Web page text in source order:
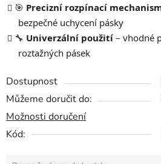
🎯 Precizní rozpínací
bezpečné uchycení pásky
🔧 Univerzální použití – vhodné
roztažných pásek
Dostupnost
Můžeme doručit do:
Možnosti doručení
Kód: